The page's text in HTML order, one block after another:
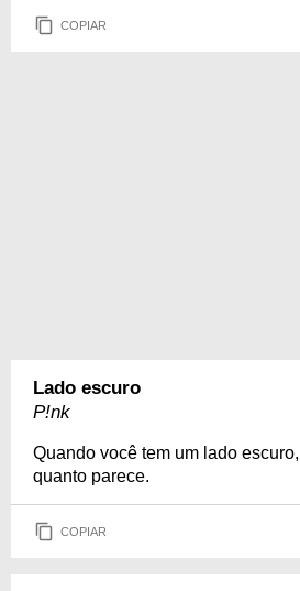
COPIAR
Lado escuro
P!nk
Quando você tem um lado
quanto parece.
COPIAR